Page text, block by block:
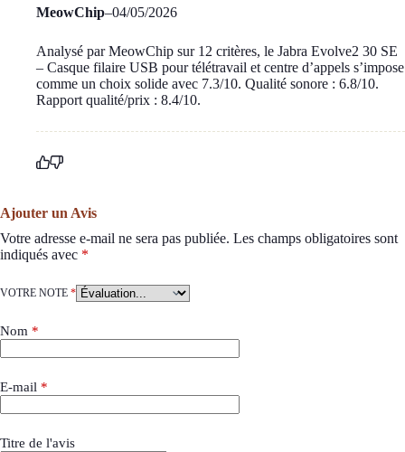
MeowChip–04/05/2026
Analysé par MeowChip sur 12 critères, le Jabra Evolve2 30 SE
– Casque filaire USB pour télétravail et centre d’appels s’impose
comme un choix solide avec 7.3/10. Qualité sonore : 6.8/10.
Rapport qualité/prix : 8.4/10.
Ajouter un Avis
Votre adresse e-mail ne sera pas publiée. Les champs obligatoires sont
indiqués avec *
VOTRE NOTE *
Nom *
E-mail *
Titre de l'avis